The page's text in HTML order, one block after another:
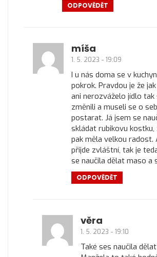
ODPOVĚDĚT
míša
1. 5. 2023 - 19:09
I u nás doma se v
pokrok. Pravdou je že
ani nerozváželo jídlo tak
změnili a museli se o
postarat. Já jsem se
skládat rubikovu
pak měla velkou radost.
přijde zvláštní, tak je
se naučila dělat maso a
ODPOVĚDĚT
věra
1. 5. 2023 - 19:10
Také ses naučila